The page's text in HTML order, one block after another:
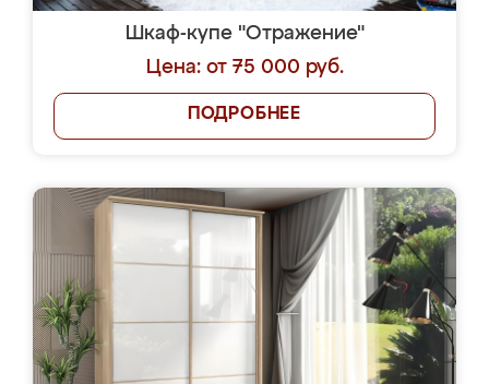
Шкаф-купе "Отражение"
Цена: от 75 000 руб.
ПОДРОБНЕЕ